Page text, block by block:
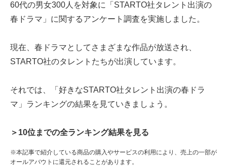
60代の男女300人を対象に「STARTO社タレント出演の
春ドラマ」に関するアンケート調査を実施しました。
現在、春ドラマとしてさまざまな作品が放送され、
STARTO社のタレントたちが出演しています。
それでは、「好きなSTARTO社タレント出演の春ドラ
マ」ランキングの結果を見ていきましょう。
＞10位までの全ランキング結果を見る
※本記事で紹介している商品の購入やサービスの利用により、売上の一部が
オールアバウトに還元されることがあります。